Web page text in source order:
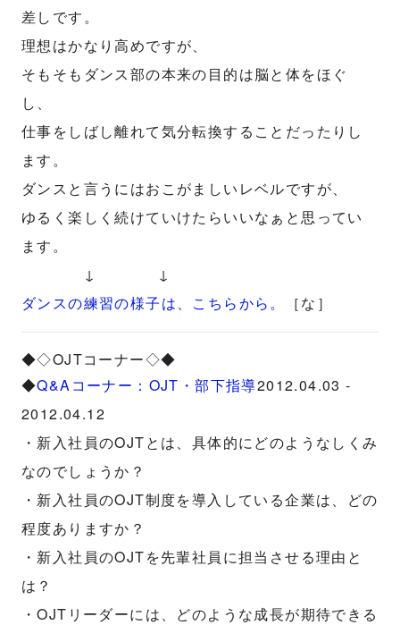
差しです。
理想はかなり高めですが、
そもそもダンス部の本来の目的は脳と体をほぐ
し、
仕事をしばし離れて気分転換することだったりし
ます。
ダンスと言うにはおこがましいレベルですが、
ゆるく楽しく続けていけたらいいなぁと思ってい
ます。
↓ ↓
ダンスの練習の様子は、こちらから。
［な］
◆◇OJTコーナー◇◆
◆Q&Aコーナー：OJT・部下指導2012.04.03 -
2012.04.12
・新入社員のOJTとは、具体的にどのようなしくみ
なのでしょうか？
・新入社員のOJT制度を導入している企業は、どの
程度ありますか？
・新入社員のOJTを先輩社員に担当させる理由と
は？
・OJTリーダーには、どのような成長が期待できる